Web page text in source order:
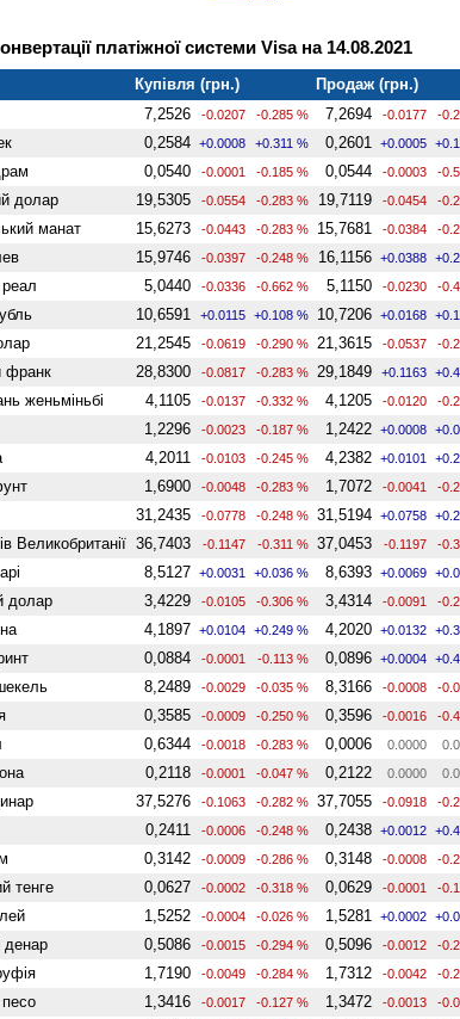
платіжної системи Visa на 14.08.2021
Купівля (грн.)
Продаж (грн.)
7,2526 -0.0207 -0.285 % 7,2694 -0.0177 -
0,2584 +0.0008 +0.311 % 0,2601 +0.0005
0,0540 -0.0001 -0.185 % 0,0544 -0.0003 -
долар 19,5305 -0.0554 -0.283 % 19,7119 -0.0454 -
манат 15,6273 -0.0443 -0.283 % 15,7681 -0.0384 -
15,9746 -0.0397 -0.248 % 16,1156 +0.0388
5,0440 -0.0336 -0.662 % 5,1150 -0.0230 -
10,6591 +0.0115 +0.108 % 10,7206 +0.0168
21,2545 -0.0619 -0.290 % 21,3615 -0.0537 -
франк 28,8300 -0.0817 -0.283 % 29,1849 +0.1163
женьмiньбi 4,1105 -0.0137 -0.332 % 4,1205 -0.0120 -
1,2296 -0.0023 -0.187 % 1,2422 +0.0008
4,2011 -0.0103 -0.245 % 4,2382 +0.0101
1,6900 -0.0048 -0.283 % 1,7072 -0.0041 -
31,2435 -0.0778 -0.248 % 31,5194 +0.0758
Велико­британії 36,7403 -0.1147 -0.311 % 37,0453 -0.1197 -
8,5127 +0.0031 +0.036 % 8,6393 +0.0069
долар 3,4229 -0.0105 -0.306 % 3,4314 -0.0091 -
4,1897 +0.0104 +0.249 % 4,2020 +0.0132
0,0884 -0.0001 -0.113 % 0,0896 +0.0004
8,2489 -0.0029 -0.035 % 8,3166 -0.0008 -
0,3585 -0.0009 -0.250 % 0,3596 -0.0016 -
0,6344 -0.0018 -0.283 % 0,0006 0.0000
0,2118 -0.0001 -0.047 % 0,2122 0.0000
37,5276 -0.1063 -0.282 % 37,7055 -0.0918 -
0,2411 -0.0006 -0.248 % 0,2438 +0.0012
0,3142 -0.0009 -0.286 % 0,3148 -0.0008 -
тенге 0,0627 -0.0002 -0.318 % 0,0629 -0.0001 -
1,5252 -0.0004 -0.026 % 1,5281 +0.0002
денар 0,5086 -0.0015 -0.294 % 0,5096 -0.0012 -
1,7190 -0.0049 -0.284 % 1,7312 -0.0042 -
1,3416 -0.0017 -0.127 % 1,3472 -0.0013 -